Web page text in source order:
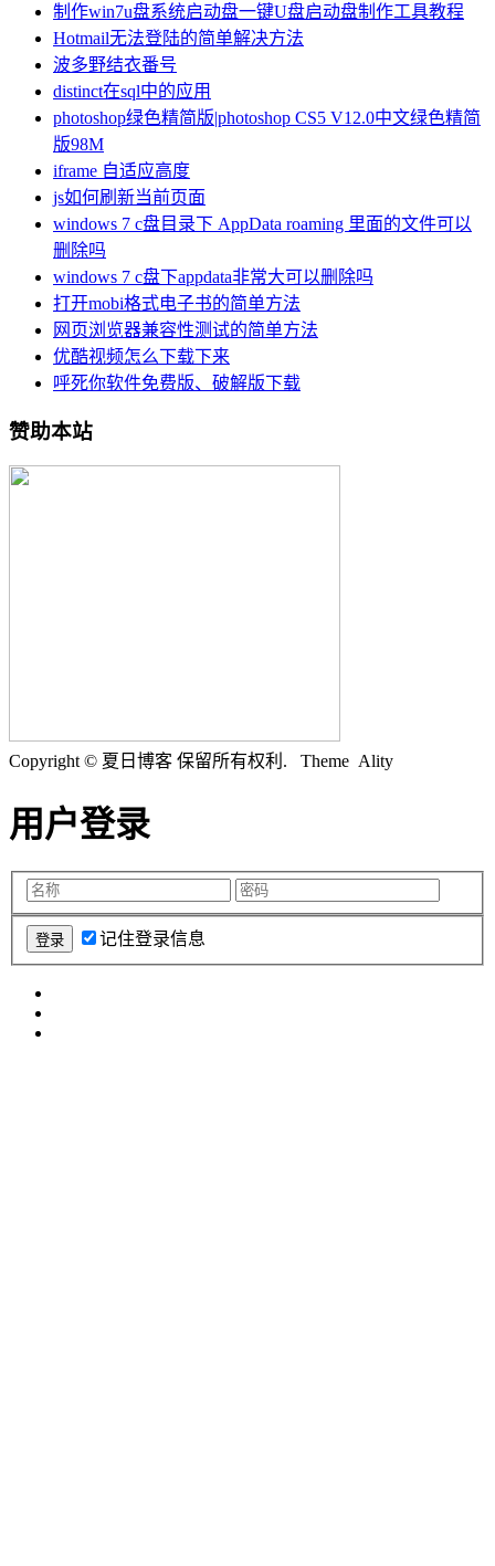
制作win7u盘系统启动盘一键U盘启动盘制作工具教程
Hotmail无法登陆的简单解决方法
波多野结衣番号
distinct在sql中的应用
photoshop绿色精简版|photoshop CS5 V12.0中文绿色精简
版98M
iframe 自适应高度
js如何刷新当前页面
windows 7 c盘目录下 AppData roaming 里面的文件可以
删除吗
windows 7 c盘下appdata非常大可以删除吗
打开mobi格式电子书的简单方法
网页浏览器兼容性测试的简单方法
优酷视频怎么下载下来
呼死你软件免费版、破解版下载
赞助本站
Copyright © 夏日博客 保留所有权利. Theme Ality
用户登录
记住登录信息